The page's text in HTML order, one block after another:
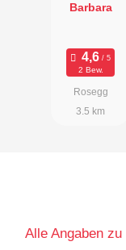
Barbara
2 Bew.
Rosegg
3.5 km
Alle Angaben zu